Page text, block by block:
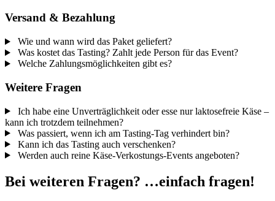
Versand & Bezahlung
Wie und wann wird das Paket geliefert?
Was kostet das Tasting? Zahlt jede Person für das Event?
Welche Zahlungsmöglichkeiten gibt es?
Weitere Fragen
Ich habe eine Unverträglichkeit oder esse nur laktosefreie Käse –
kann ich trotzdem teilnehmen?
Was passiert, wenn ich am Tasting-Tag verhindert bin?
Kann ich das Tasting auch verschenken?
Werden auch reine Käse-Verkostungs-Events angeboten?
Bei weiteren Fragen? …einfach fragen!